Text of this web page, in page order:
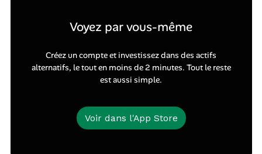
Voyez par vous-même
Créez un compte et investissez dans des actifs
alternatifs, le tout en moins de 2 minutes. Tout le reste
est aussi simple.
Voir dans l'App Store